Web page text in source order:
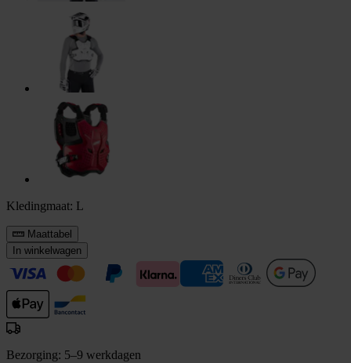
Kledingmaat: L
Maattabel
In winkelwagen
Bezorging: 5–9 werkdagen